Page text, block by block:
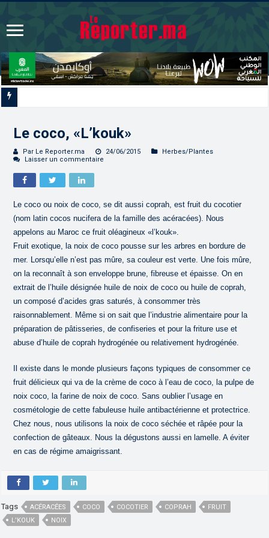
Le coco, «L’kouk»
Par Le Reporter.ma 24/06/2015
Herbes/Plantes
Laisser un commentaire
Le coco ou noix de coco, se dit aussi coprah, est fruit du cocotier
(nom latin cocos nucifera de la famille des acéracées). Nous
appelons au Maroc ce fruit oléagineux «l’kouk».
Fruit exotique, la noix de coco pousse sur les arbres en bordure de
mer. Lorsqu’elle n’est pas mûre, sa couleur est verte. Une fois mûre,
on la reconnaît à son enveloppe brune, fibreuse et épaisse. On en
extrait de l’huile désignée huile de noix de coco ou huile de coprah,
un composé d’acides gras saturés, à consommer très
raisonnablement. Même si on sait que l’industrie alimentaire pour la
préparation de pâtisseries, de confiseries et pour la friture use et
abuse d’huile de coprah hydrogénée ou relativement hydrogénée.
Il existe dans le monde plusieurs façons typiques de consommer ce
fruit délicieux qui va de la crème de coco à l’eau de coco, la pulpe de
noix coco, la farine de noix de coco. Sans oublier l’usage en
cosmétologie de cette fabuleuse huile antibactérienne et protectrice.
Chez nous, nous utilisons la noix de coco séchée et râpée pour la
confection de gâteaux. Nous la dégustons aussi en lamelle. A éviter
en cas de régime amaigrissant.
Tags ACÉRACÉES COCO COCOTIER COPRAH
FRUIT
L’KOUK
NOIX